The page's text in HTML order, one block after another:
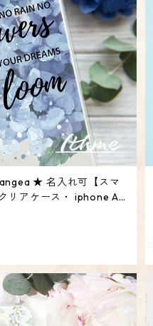
★ 名入れ可【スマ
リアケース・ iphone An